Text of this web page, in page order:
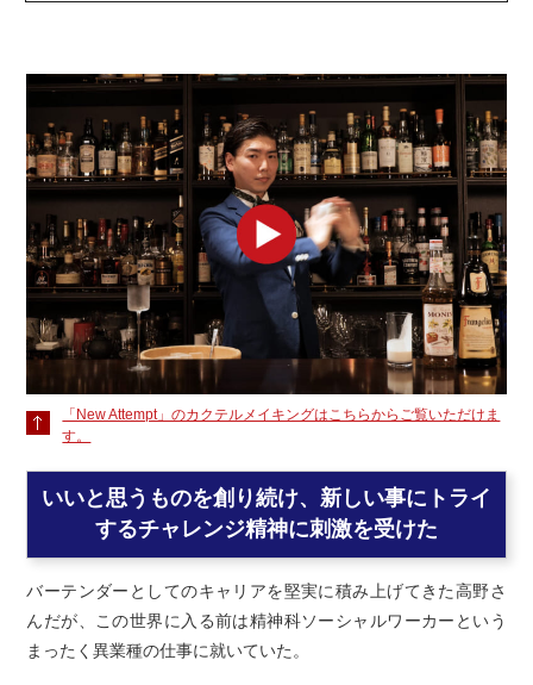
「New Attempt」のカクテルメイキングはこちらからご覧いただけま
す。
いいと思うものを創り続け、新しい事にトライ
するチャレンジ精神に刺激を受けた
バーテンダーとしてのキャリアを堅実に積み上げてきた高野さ
んだが、この世界に入る前は精神科ソーシャルワーカーという
まったく異業種の仕事に就いていた。